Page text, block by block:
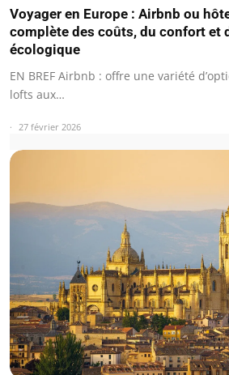
Voyager en Europe : Airbnb ou
complète des coûts, du confort et
écologique
EN BREF Airbnb : offre une variété
lofts aux…
27 février 2026